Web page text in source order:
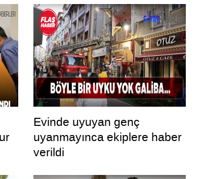
Evinde uyuyan genç
uyanmayınca ekiplere haber
verildi